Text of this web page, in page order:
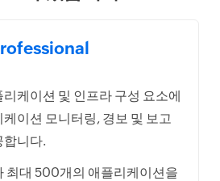
케이션 및 인프라 구성 요소에
이션 모니터링, 경보 및 보고
합니다.
최대 500개의 애플리케이션을